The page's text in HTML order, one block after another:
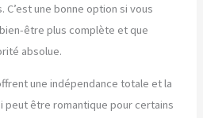
C’est une bonne option si vous
être plus complète et que
absolue.
une indépendance totale et la
peut être romantique pour certains